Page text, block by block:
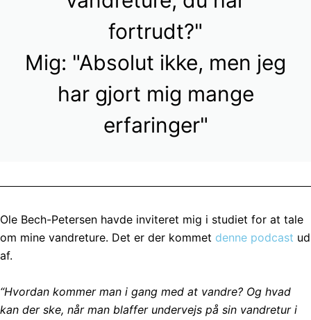
fortrudt?"
Mig: "Absolut ikke, men jeg
har gjort mig mange
erfaringer"
Ole Bech-Petersen havde inviteret mig i studiet for at tale
om mine vandreture. Det er der kommet denne podcast ud
af.
“Hvordan kommer man i gang med at vandre? Og hvad
kan der ske, når man blaffer undervejs på sin vandretur i